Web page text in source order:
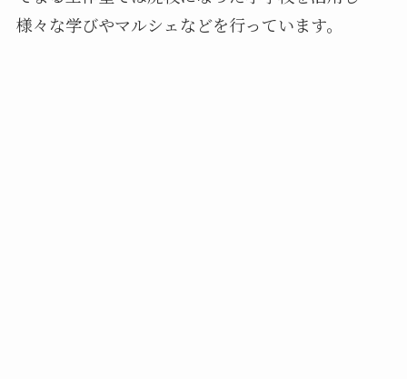
様々な学びやマルシェなどを行っています。